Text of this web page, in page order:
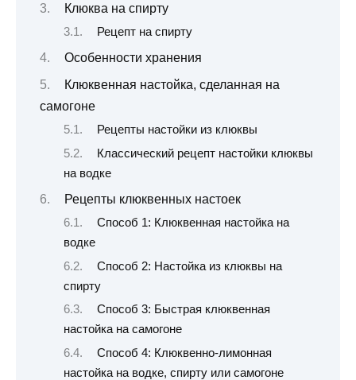
Клюква на спирту
Рецепт на спирту
Особенности хранения
Клюквенная настойка, сделанная на
самогоне
Рецепты настойки из клюквы
Классический рецепт настойки клюквы
на водке
Рецепты клюквенных настоек
Способ 1: Клюквенная настойка на
водке
Способ 2: Настойка из клюквы на
спирту
Способ 3: Быстрая клюквенная
настойка на самогоне
Способ 4: Клюквенно-лимонная
настойка на водке, спирту или самогоне